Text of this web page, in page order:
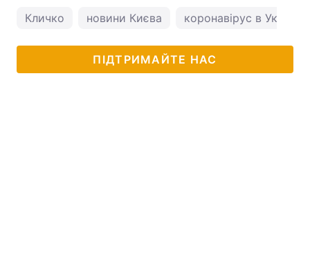
Кличко новини Києва коронавірус в Україні
ПІДТРИМАЙТЕ НАС